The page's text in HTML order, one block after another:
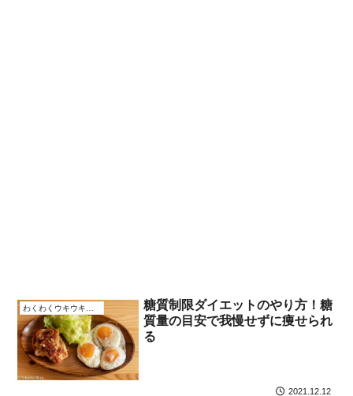
わくわくウキウキなこと
糖質制限ダイエットのやり方！糖
質量の目安で我慢せずに痩せられ
る
2021.12.12